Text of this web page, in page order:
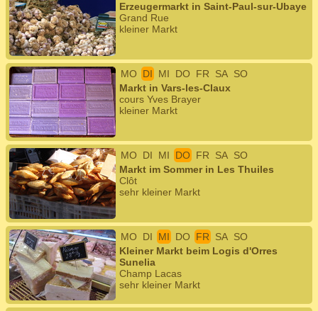
Erzeugermarkt in Saint-Paul-sur-Ubaye
Grand Rue
kleiner Markt
MO DI MI DO FR SA SO
Markt in Vars-les-Claux
cours Yves Brayer
kleiner Markt
MO DI MI DO FR SA SO
Markt im Sommer in Les Thuiles
Clôt
sehr kleiner Markt
MO DI MI DO FR SA SO
Kleiner Markt beim Logis d'Orres
Sunelia
Champ Lacas
sehr kleiner Markt